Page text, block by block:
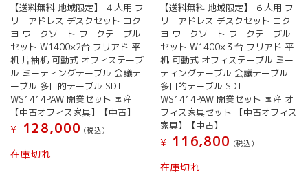
【送料無料 地域限定】 ４人用 フ
リーアドレス デスクセット コク
ヨ ワークソート ワークテーブル
セット W1400×2台 フリアド 平
机 片袖机 可動式 オフィステーブ
ル ミーティングテーブル 会議テ
ーブル 多目的テーブル SDT-
WS1414PAW 開業セット 国産
【中古オフィス家具】【中古】
¥
128,000 (税込）
在庫切れ
【送料無料 地域限定】 ６人用 フ
リーアドレス デスクセット コク
ヨ ワークソート ワークテーブル
セット W1400×３台 フリアド 平
机 可動式 オフィステーブル ミー
ティングテーブル 会議テーブル
多目的テーブル SDT-
WS1414PAW 開業セット 国産 オ
フィス家具セット 【中古オフィス
家具】【中古】
¥
116,800 (税込）
在庫切れ